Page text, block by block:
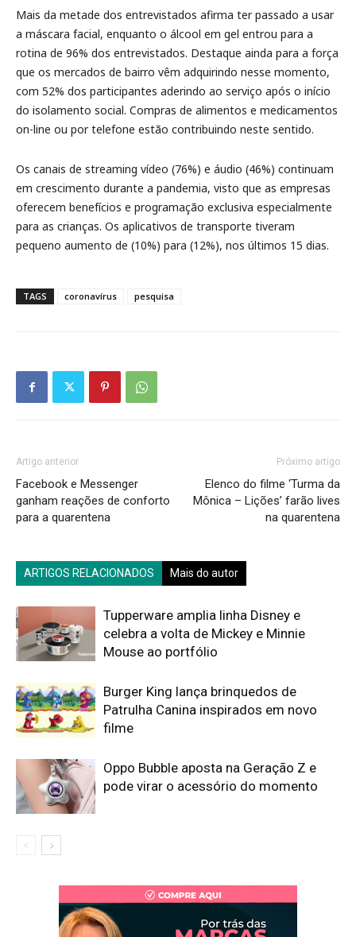
Mais da metade dos entrevistados afirma ter passado a usar
a máscara facial, enquanto o álcool em gel entrou para a
rotina de 96% dos entrevistados. Destaque ainda para a força
que os mercados de bairro vêm adquirindo nesse momento,
com 52% dos participantes aderindo ao serviço após o início
do isolamento social. Compras de alimentos e medicamentos
on-line ou por telefone estão contribuindo neste sentido.
Os canais de streaming vídeo (76%) e áudio (46%) continuam
em crescimento durante a pandemia, visto que as empresas
oferecem benefícios e programação exclusiva especialmente
para as crianças. Os aplicativos de transporte tiveram
pequeno aumento de (10%) para (12%), nos últimos 15 dias.
TAGS coronavírus pesquisa
Artigo anterior
Facebook e Messenger
ganham reações de conforto
para a quarentena
Próximo artigo
Elenco do filme ‘Turma da
Mônica – Lições’ farão lives
na quarentena
ARTIGOS RELACIONADOS Mais do autor
Tupperware amplia linha Disney e
celebra a volta de Mickey e Minnie
Mouse ao portfólio
Burger King lança brinquedos de
Patrulha Canina inspirados em novo
filme
Oppo Bubble aposta na Geração Z e
pode virar o acessório do momento